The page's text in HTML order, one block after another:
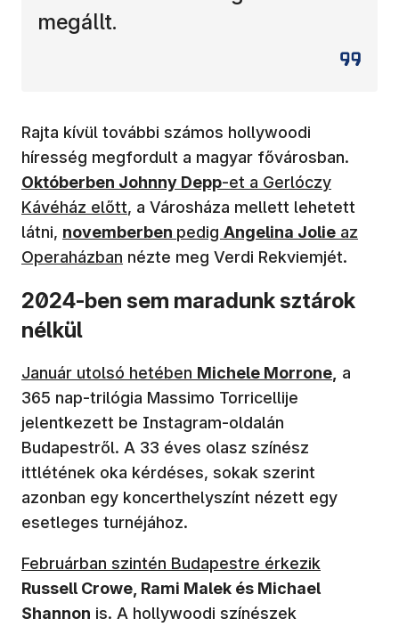
megállt.
Rajta kívül további számos hollywoodi
híresség megfordult a magyar fővárosban.
Októberben Johnny Depp-et a Gerlóczy
Kávéház előtt, a Városháza mellett lehetett
látni, novemberben pedig Angelina Jolie az
Operaházban nézte meg Verdi Rekviemjét.
2024-ben sem maradunk sztárok
nélkül
Január utolsó hetében Michele Morrone a
365 nap-trilógia Massimo Torricellije
jelentkezett be Instagram-oldalán
Budapestről. A 33 éves olasz színész
ittlétének oka kérdéses, sokak szerint
azonban egy koncerthelyszínt nézett egy
esetleges turnéjához.
Februárban szintén Budapestre érkezik
Russell Crowe, Rami Malek és Michael
Shannon is. A hollywoodi színészek